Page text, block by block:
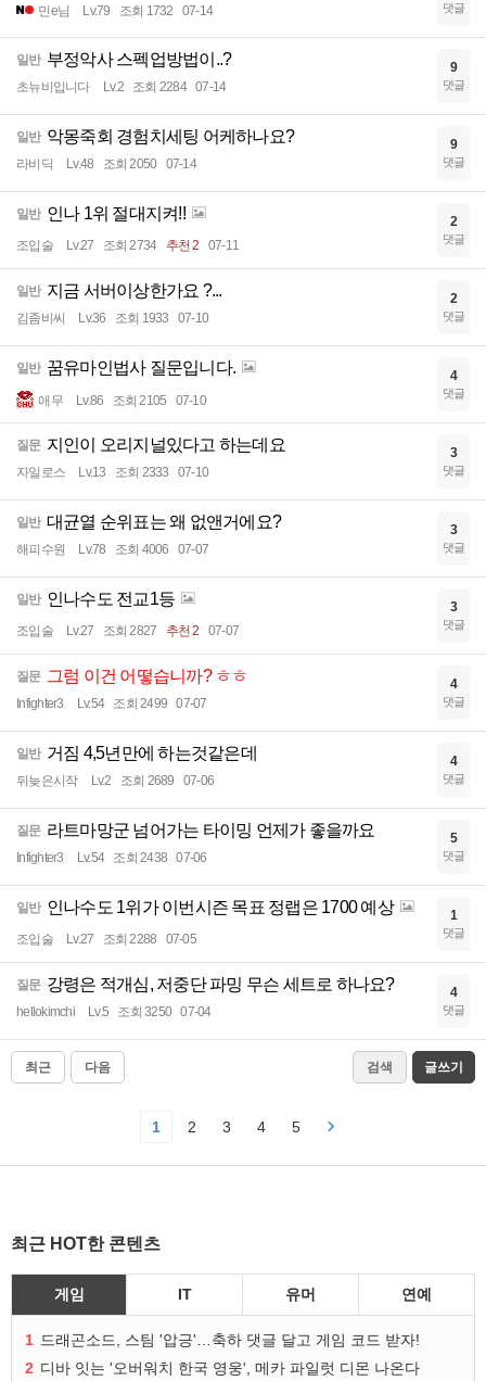
민e님 Lv.79 조회 1732 07-14 댓글
일반 부정악사 스펙업방법이..?
초뉴비입니다 Lv.2 조회 2284 07-14
9
댓글
일반 악몽죽회 경험치세팅 어케하나요?
라비딕 Lv.48 조회 2050 07-14
9
댓글
일반 인나 1위 절대지켜!!
조입술 Lv.27 조회 2734 추천 2 07-11
2
댓글
일반 지금 서버이상한가요 ?...
김좀비씨 Lv.36 조회 1933 07-10
2
댓글
일반 꿈유마인법사 질문입니다.
애무 Lv.86 조회 2105 07-10
4
댓글
질문 지인이 오리지널있다고 하는데요
자일로스 Lv.13 조회 2333 07-10
3
댓글
일반 대균열 순위표는 왜 없앤거에요?
해피수원 Lv.78 조회 4006 07-07
3
댓글
일반 인나수도 전교1등
조입술 Lv.27 조회 2827 추천 2 07-07
3
댓글
질문 그럼 이건 어떻습니까? ㅎㅎ
Infighter3 Lv.54 조회 2499 07-07
4
댓글
일반 거짐 4,5년만에 하는것같은데
뒤늦은시작 Lv.2 조회 2689 07-06
4
댓글
질문 라트마망군 넘어가는 타이밍 언제가 좋을까요
Infighter3 Lv.54 조회 2438 07-06
5
댓글
일반 인나수도 1위가 이번시즌 목표 정랩은 1700 예상
조입술 Lv.27 조회 2288 07-05
1
댓글
질문 강령은 적개심, 저중단 파밍 무슨 세트로 하나요?
hellokimchi Lv.5 조회 3250 07-04
4
댓글
최근 다음 검색 글쓰기
1 2 3 4 5
최근 HOT한 콘텐츠
게임 IT 유머 연예
1 드래곤소드, 스팀 '압긍'…축하 댓글 달고 게임 코드 받자!
2 디바 잇는 '오버워치 한국 영웅', 메카 파일럿 디몬 나온다